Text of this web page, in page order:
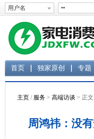
首页 独家原创 专题
主页 / 服务 > 高端访谈 > 正文
周鸿祎：没